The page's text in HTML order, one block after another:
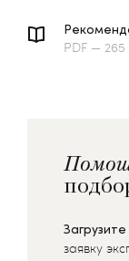
PDF — 265
заявку